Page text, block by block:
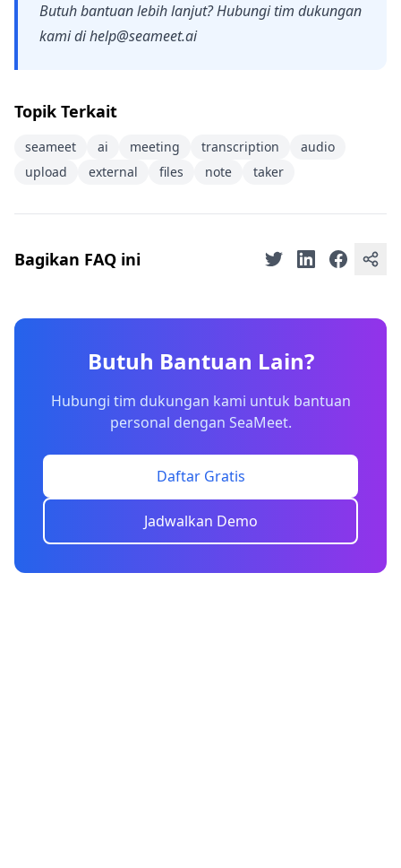
Butuh bantuan lebih lanjut? Hubungi tim dukungan
kami dihelp@seameet.ai
Topik Terkait
seameet ai meeting transcription
audio
upload
external files note taker
Bagikan FAQ ini
Butuh Bantuan Lain?
Hubungi tim dukungan kami untuk bantuan
personal dengan SeaMeet.
Daftar Gratis
Jadwalkan Demo